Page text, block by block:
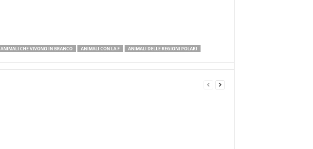
ANIMALI CHE VIVONO IN BRANCO ANIMALI CON LA F ANIMALI DELLE REGIONI POLARI